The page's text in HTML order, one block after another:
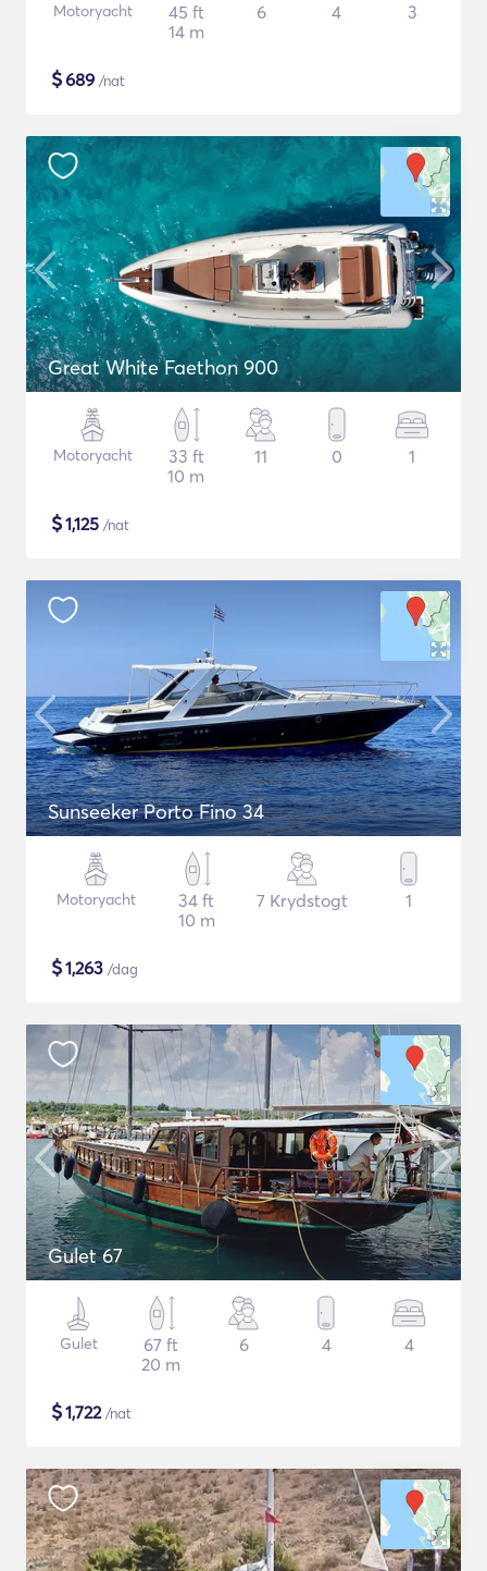
Motoryacht
45 ft
14 m
6 4 3
$689 /nat
Great White Faethon 900
Motoryacht
33 ft
10 m
11 0 1
$1,125 /nat
Sunseeker Porto Fino 34
Motoryacht
34 ft
10 m
7 Krydstogt 1
$1,263 /dag
Gulet 67
Gulet
67 ft
20 m
6 4 4
$1,722/nat